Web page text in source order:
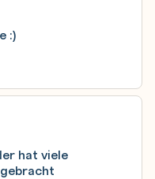
:)
hat viele